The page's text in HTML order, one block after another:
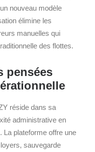
nouveau modèle
élimine les
manuelles qui
des flottes.
pensées
réside dans sa
administrative en
La plateforme offre une
sauvegarde